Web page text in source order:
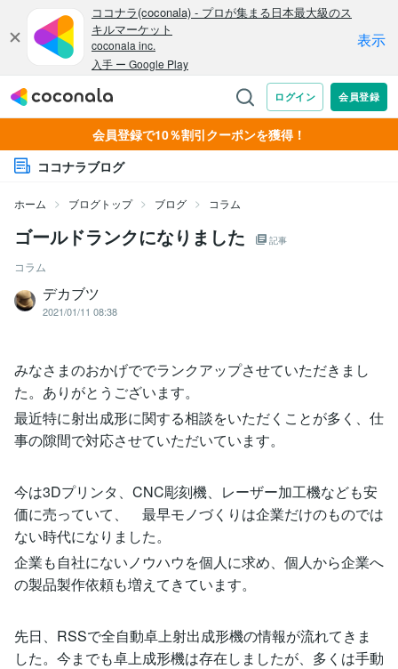
会員登録で10％割引クーポンを獲得！
ココナラブログ
ホーム ブログトップ ブログ コラム
ゴールドランクになりました 記事
コラム
デカブツ
2021/01/11 08:38
みなさまのおかげででランクアップさせていただきまし
た。ありがとうございます。
最近特に射出成形に関する相談をいただくことが多く、仕
事の隙間で対応させていただいています。
今は3Dプリンタ、CNC彫刻機、レーザー加工機なども安
価に売っていて、 最早モノづくりは企業だけのものでは
ない時代になりました。
企業も自社にないノウハウを個人に求め、個人から企業へ
の製品製作依頼も増えてきています。
先日、RSSで全自動卓上射出成形機の情報が流れてきま
した。今までも卓上成形機は存在しましたが、多くは手動